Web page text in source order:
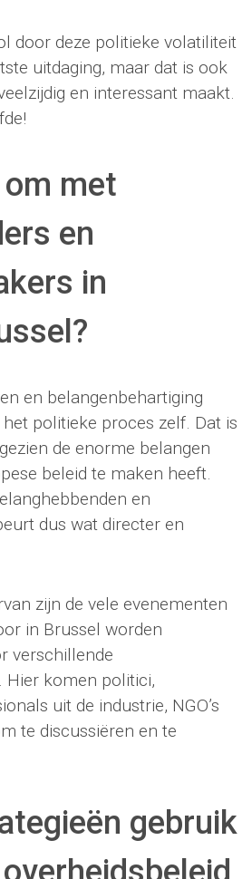
door deze politieke volatiliteit
uitdaging, maar dat is ook
en interessant maakt.
met
en
in
en belangenbehartiging
politieke proces zelf. Dat is
de enorme belangen
beleid te maken heeft.
en
dus wat directer en
zijn de vele evenementen
in Brussel worden
verschillende
Hier komen politici,
uit de industrie, NGO’s
te discussiëren en te
gebruik